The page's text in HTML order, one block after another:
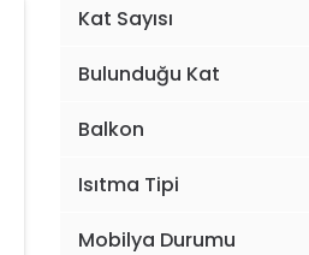
Kat Sayısı
Bulunduğu Kat
Balkon
Isıtma Tipi
Mobilya Durumu